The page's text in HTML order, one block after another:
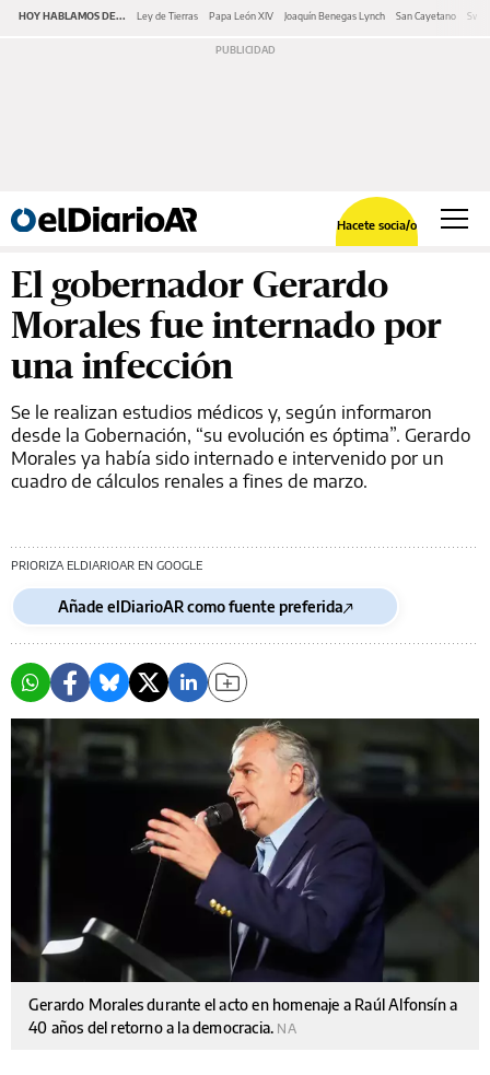
HOY HABLAMOS DE... Ley de Tierras Papa León XIV Joaquín Benegas Lynch San Cayetano
Hacete socia/o
El gobernador Gerardo
Morales fue internado por
una infección
Se le realizan estudios médicos y, según informaron
desde la Gobernación, “su evolución es óptima”. Gerardo
Morales ya había sido internado e intervenido por un
cuadro de cálculos renales a fines de marzo.
PRIORIZA ELDIARIOAR EN GOOGLE
Añade elDiarioAR como fuente preferida
Gerardo Morales durante el acto en homenaje a Raúl Alfonsín a
40 años del retorno a la democracia. NA